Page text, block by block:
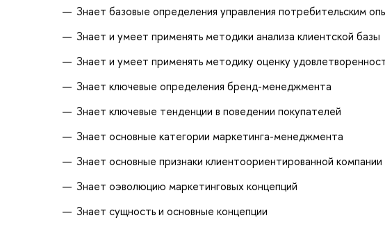
Знает базовые определения управления потребительским
Знает и умеет применять методики анализа клиентской базы
Знает и умеет применять методику оценку
Знает ключевые определения бренд-менеджмента
Знает ключевые тенденции в поведении покупателей
Знает основные категории маркетинга-менеджмента
Знает основные признаки клиентоориентированной компании
Знает оэволюцию маркетинговых концепций
Знает сущность и основные концепции